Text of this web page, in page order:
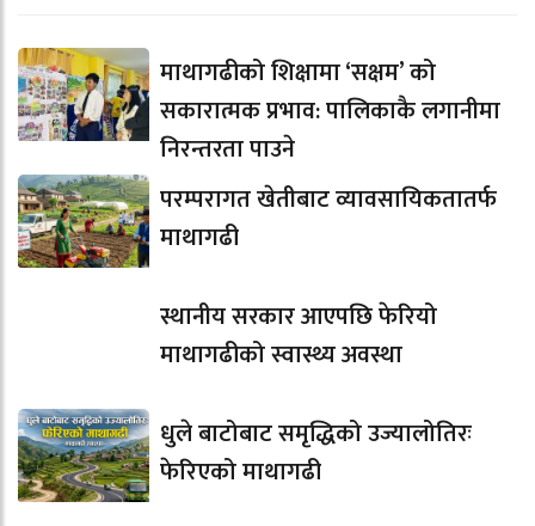
माथागढीको शिक्षामा ‘सक्षम’ को
सकारात्मक प्रभाव: पालिकाकै लगानीमा
निरन्तरता पाउने
परम्परागत खेतीबाट व्यावसायिकतातर्फ
माथागढी
स्थानीय सरकार आएपछि फेरियो
माथागढीको स्वास्थ्य अवस्था
धुले बाटोबाट समृद्धिको उज्यालोतिरः
फेरिएको माथागढी